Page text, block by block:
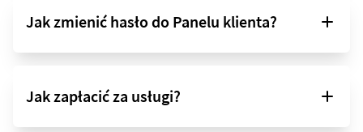
Jak zmienić hasło do Panelu klienta?
Jak zapłacić za usługi?